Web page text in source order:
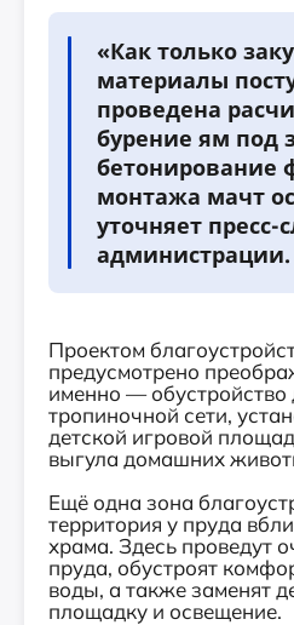
«Как только
материалы
проведена
бурение ям под
бетонирование
монтажа мачт
уточняет пресс-
администрации.
Проектом
предусмотрено
именно —
тропиночной сети,
детской игровой
выгула домашних
Ещё одна зона
территория у пруда
храма. Здесь проведут
пруда, обустроят
воды, а также заменят
площадку и освещение.